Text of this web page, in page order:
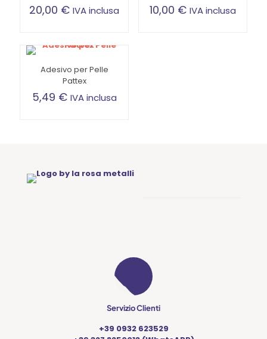
20,00 € IVA inclusa 10,00 € IVA inclusa
Adesivo per Pelle
Pattex
5,49 € IVA inclusa
Servizio Clienti
+39 0932 623529